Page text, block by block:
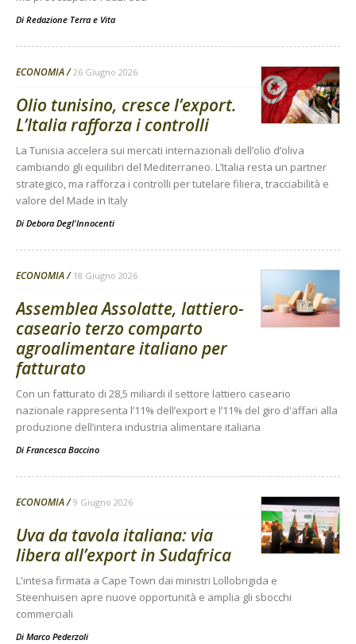
Di Redazione Terra e Vita
ECONOMIA 26 Giugno 2026
Olio tunisino, cresce l’export.
L’Italia rafforza i controlli
La Tunisia accelera sui mercati internazionali dell’olio d’oliva
cambiando gli equilibri del Mediterraneo. L’Italia resta un partner
strategico, ma rafforza i controlli per tutelare filiera, tracciabilità e
valore del Made in Italy
Di Debora Degl'Innocenti
ECONOMIA 18 Giugno 2026
Assemblea Assolatte, lattiero-
caseario terzo comparto
agroalimentare italiano per
fatturato
Con un fatturato di 28,5 miliardi il settore lattiero caseario
nazionale rappresenta l’11% dell’export e l’11% del giro d'affari alla
produzione dell’intera industria alimentare italiana
Di Francesca Baccino
ECONOMIA 9 Giugno 2026
Uva da tavola italiana: via
libera all’export in Sudafrica
L'intesa firmata a Cape Town dai ministri Lollobrigida e
Steenhuisen apre nuove opportunità e amplia gli sbocchi
commerciali
Di Marco Pederzoli